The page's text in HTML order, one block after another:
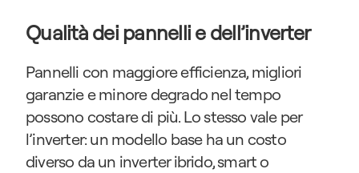
Qualità dei pannelli e dell’inverter
Pannelli con maggiore efficienza, migliori
garanzie e minore degrado nel tempo
possono costare di più. Lo stesso vale per
l’inverter: un modello base ha un costo
diverso da un inverter ibrido, smart o